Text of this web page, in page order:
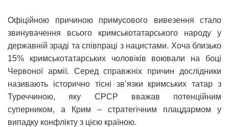
Офіційною причиною примусового вивезення стало
звинувачення всього кримськотатарського народу у
державній зраді та співпраці з нацистами. Хоча близько
15% кримськотатарських чоловіків воювали на боці
Червоної армії. Серед справжніх причин дослідники
називають історично тісні зв’язки кримських татар з
Туреччиною, яку СРСР вважав потенційним
суперником, а Крим – стратегічним плацдармом у
випадку конфлікту з цією країною.